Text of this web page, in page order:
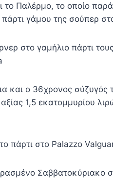
Παλέρμο, το οποίο παρά
γάμου της σούπερ
στο γαμήλιο πάρτι
και ο 36χρονος σύζυγός
1,5 εκατομμυρίου
πάρτι στο Palazzo
Σαββατοκύριακο